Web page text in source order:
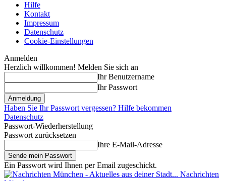
Hilfe
Kontakt
Impressum
Datenschutz
Cookie-Einstellungen
Anmelden
Herzlich willkommen! Melden Sie sich an
Ihr Benutzername
Ihr Passwort
Haben Sie Ihr Passwort vergessen? Hilfe bekommen
Datenschutz
Passwort-Wiederherstellung
Passwort zurücksetzen
Ihre E-Mail-Adresse
Ein Passwort wird Ihnen per Email zugeschickt.
Nachrichten